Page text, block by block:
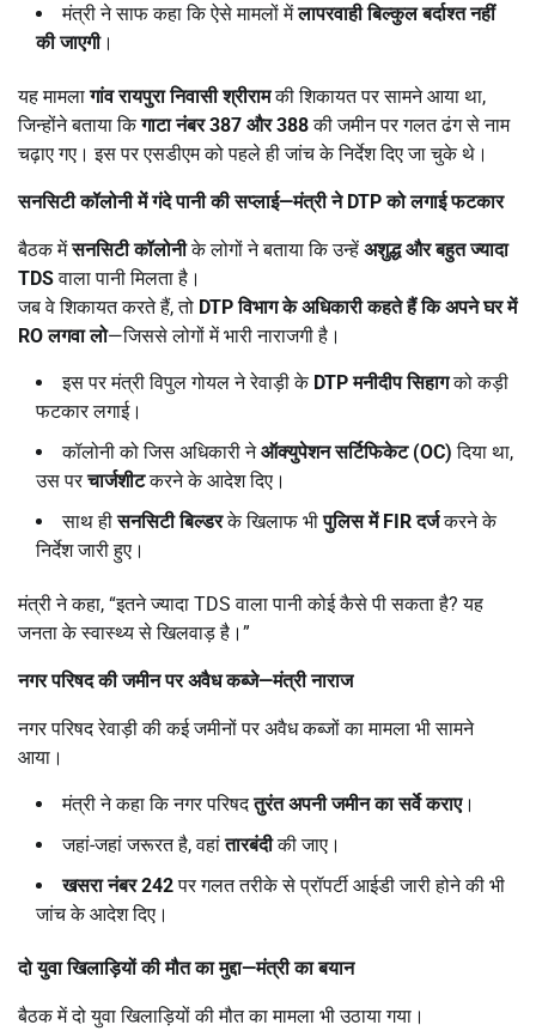
मंत्री ने साफ कहा कि ऐसे मामलों मेंलापरवाही बिल्कुल बर्दाश्त नहीं
की जाएगी।
यह मामलागांव रायपुरा निवासी श्रीरामकी शिकायत पर सामने आया था,
जिन्होंने बताया किगाटा नंबर387 और388की जमीन पर गलत ढंग से नाम
चढ़ाए गए। इस पर एसडीएम को पहले ही जांच के निर्देश दिए जा चुके थे।
सनसिटी कॉलोनी में गंदे पानी की सप्लाई—मंत्री ने DTPको लगाई फटकार
बैठक मेंसनसिटी कॉलोनीके लोगों ने बताया कि उन्हें अशुद्ध और बहुत ज्यादा
TDSवाला पानी मिलता है।
जब वे शिकायत करते हैं, तो DTPविभाग के अधिकारी कहते हैं कि अपने घर में
ROलगवा लो—जिससे लोगों में भारी नाराजगी है।
इस पर मंत्री विपुल गोयल ने रेवाड़ी के DTPमनीदीप सिहागको कड़ी
फटकार लगाई।
कॉलोनी को जिस अधिकारी नेऑक्युपेशन सर्टिफिकेट (OC) दिया था,
उस परचार्जशीटकरने के आदेश दिए।
साथ हीसनसिटी बिल्डरके खिलाफ भीपुलिस मेंFIRदर्जकरने के
निर्देश जारी हुए।
मंत्री ने कहा, “इतने ज्यादा TDS वाला पानी कोई कैसे पी सकता है? यह
जनता के स्वास्थ्य से खिलवाड़ है।”
नगर परिषद की जमीन पर अवैध कब्जे—मंत्री नाराज
नगर परिषद रेवाड़ी की कई जमीनों पर अवैध कब्जों का मामला भी सामने
आया।
मंत्री ने कहा कि नगर परिषदतुरंत अपनी जमीन का सर्वे कराए।
जहां-जहां जरूरत है, वहांतारबंदीकी जाए।
खसरा नंबर242पर गलत तरीके से प्रॉपर्टी आईडी जारी होने की भी
जांच के आदेश दिए।
दो युवा खिलाड़ियों की मौत का मुद्दा—मंत्री का बयान
बैठक में दो युवा खिलाड़ियों की मौत का मामला भी उठाया गया।